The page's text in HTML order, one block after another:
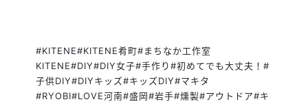
#KITENE#KITENE肴町#まちなか工作室
KITENE#DIY#DIY女子#手作り#初めてでも大丈夫！#
子供DIY#DIYキッズ#キッズDIY#マキタ
#RYOBI#LOVE河南#盛岡#岩手#燻製#アウトドア#キ